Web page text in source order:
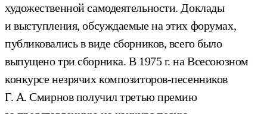
художественной самодеятельности. Доклады
и выступления, обсуждаемые на этих форумах,
публиковались в виде сборников, всего было
выпущено три сборника. В 1975 г. на Всесоюзном
конкурсе незрячих композиторов-песенников
Г. А. Смирнов получил третью премию